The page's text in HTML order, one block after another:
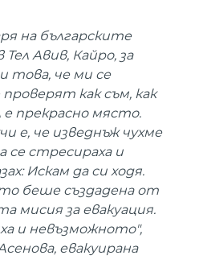
на българските
Авив, Кайро, за
това, че ми се
проверят как съм, как
е прекрасно място.
е, че изведнъж чухме
се стресираха и
Искам да си ходя.
беше създадена от
мисия за евакуация.
и невъзможното",
евакуирана